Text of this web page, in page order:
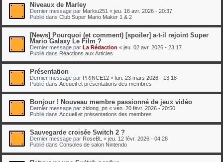
Niveaux de Marley
Dernier message par Marlou251 « jeu. 16 avr. 2026 - 20:37
Publié dans Club Super Mario Maker 1 & 2
[News] Pourquoi (et comment) [spoiler] a-t-il rejoint Super
Mario Galaxy Le Film ?
Dernier message par La Rédaction « jeu. 02 avr. 2026 - 23:17
Publié dans Réactions aux Articles
Présentation
Dernier message par PRINCE12 « lun. 23 mars 2026 - 13:18
Publié dans Accueil et présentations des membres
Bonjour ! Nouveau membre passionné de jeux vidéo
Dernier message par zidong_pn « ven. 20 févr. 2026 - 20:50
Publié dans Accueil et présentations des membres
Sauvegarde croisée Switch 2 ?
Dernier message par RoseBL « jeu. 12 févr. 2026 - 04:28
Publié dans Consoles de salon Nintendo